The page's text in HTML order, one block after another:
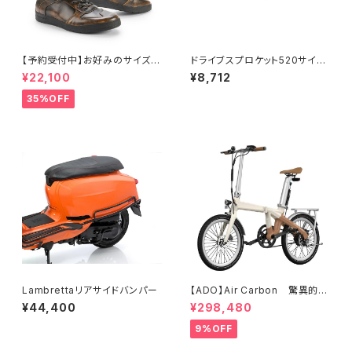
【予約受付中】お好みのサイズが
なければご予約を承ります。お
おむね30日以内に入手可能で
す。 Stylmartin IRON WP B
RONZE （スティルマーティン
¥22,100
35%OFF
ドライブスプロケット520サイズ
Caballero500シリーズ用
¥8,712
Lambrettaリアサイドバンパー
¥44,400
【ADO】Air Carbon 驚異的な
軽さとスタイルが自慢です！カー
ボンフレームの電動アシスト折
り畳み自転車！
¥298,480
9%OFF